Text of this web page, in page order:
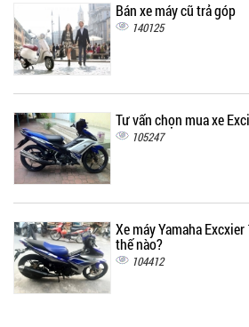
Bán xe máy cũ trả góp
140125
Tư vấn chọn mua xe
105247
Xe máy Yamaha
thế nào?
104412